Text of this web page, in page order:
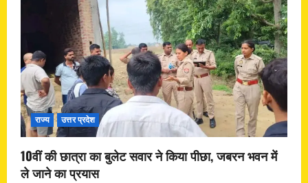
राज्य उत्तर प्रदेश
10वीं की छात्रा का बुलेट सवार ने किया पीछा, जबरन भवन में
ले जाने का प्रयास